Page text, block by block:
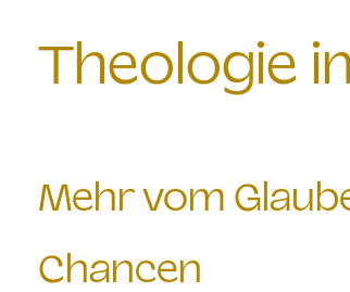
Theologie
Mehr vom
Chancen